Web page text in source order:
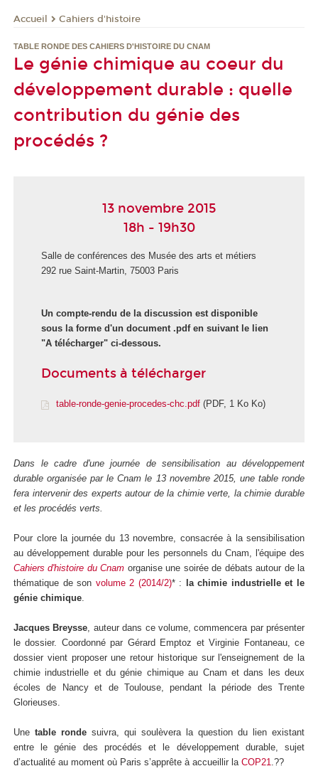
Accueil Cahiers d'histoire
TABLE RONDE DES CAHIERS D'HISTOIRE DU CNAM
Le génie chimique au coeur du
développement durable : quelle
contribution du génie des
procédés ?
13 novembre 2015
18h - 19h30
Salle de conférences des Musée des arts et métiers
292 rue Saint-Martin, 75003 Paris
Un compte-rendu de la discussion est disponible
sous la forme d'un document .pdf en suivant le lien
"A télécharger" ci-dessous.
Documents à télécharger
table-ronde-genie-procedes-chc.pdf (PDF, 1 Ko Ko)
Dans le cadre d'une journée de sensibilisation au développement
durable organisée par le Cnam le 13 novembre 2015, une table ronde
fera intervenir des experts autour de la chimie verte, la chimie durable
et les procédés verts.
Pour clore la journée du 13 novembre, consacrée à la sensibilisation
au développement durable pour les personnels du Cnam, l'équipe des
Cahiers d'histoire du Cnam organise une soirée de débats autour de la
thématique de son volume 2 (2014/2)* :
la chimie industrielle et le
génie chimique.
Jacques Breysse, auteur dans ce volume, commencera par présenter
le dossier. Coordonné par Gérard Emptoz et Virginie Fontaneau, ce
dossier vient proposer une retour historique sur l'enseignement de la
chimie industrielle et du génie chimique au Cnam et dans les deux
écoles de Nancy et de Toulouse, pendant la période des Trente
Glorieuses.
Une table ronde suivra, qui soulèvera la question du lien existant
entre le génie des procédés et le développement durable, sujet
d’actualité au moment où Paris s’apprête à accueillir la COP21.??